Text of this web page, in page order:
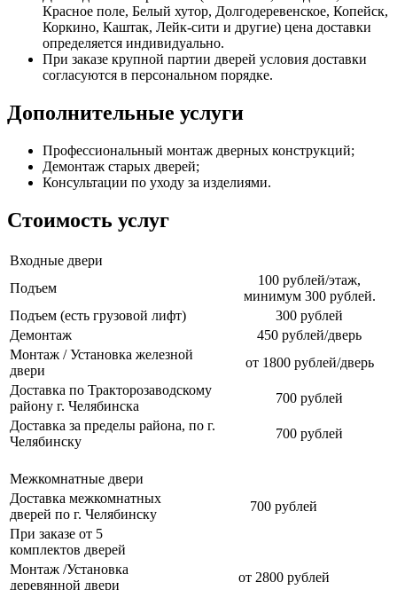
Красное поле, Белый хутор, Долгодеревенское, Копейск,
Коркино, Каштак, Лейк-сити и другие) цена доставки
определяется индивидуально.
При заказе крупной партии дверей условия доставки
согласуются в персональном порядке.
Дополнительные услуги
Профессиональный монтаж дверных конструкций;
Демонтаж старых дверей;
Консультации по уходу за изделиями.
Стоимость услуг
Входные двери
Подъем
100 рублей/этаж,
минимум 300 рублей.
Подъем (есть грузовой лифт)
300 рублей
Демонтаж
450 рублей/дверь
Монтаж / Установка железной
двери
от 1800 рублей/дверь
Доставка по Тракторозаводскому
району г. Челябинска
700 рублей
Доставка за пределы района, по г.
Челябинску
700 рублей
Межкомнатные двери
Доставка межкомнатных
дверей по г. Челябинску
700 рублей
При заказе от 5
комплектов дверей
Монтаж /Установка
деревянной двери
от 2800 рублей